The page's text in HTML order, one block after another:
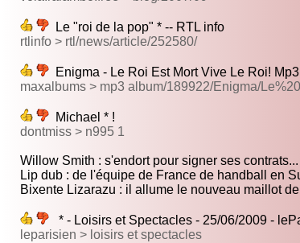
Le "roi de la pop" * -- RTL info
rtlinfo > rtl/news/article/252580/
Enigma - Le Roi Est Mort Vive Le Roi!
maxalbums > mp3 album/189922/Enigma/
Michael * !
dontmiss > n995 1
Willow Smith : s'endort pour signer ses contrats...
Lip dub : de l'équipe de France de handball en
Bixente Lizarazu : il allume le nouveau maillot
* - Loisirs et Spectacles - 25/06/2009 -
leparisien > loisirs et spectacles